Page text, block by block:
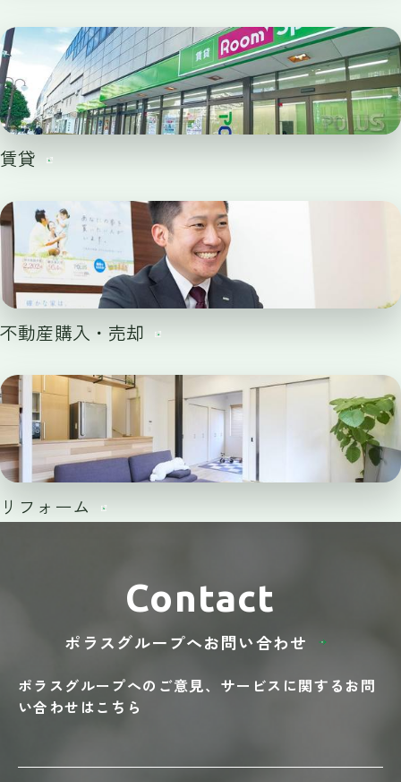
賃貸
不動産購入・売却
リフォーム
Contact
ポラスグループへお問い合わせ
ポラスグループへのご意見、 サービスに関する お問
い合わせはこちら